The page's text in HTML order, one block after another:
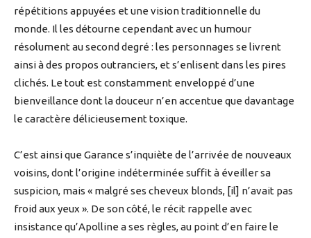
répétitions appuyées et une vision traditionnelle du
monde. Il les détourne cependant avec un humour
résolument au second degré : les personnages se livrent
ainsi à des propos outranciers, et s’enlisent dans les pires
clichés. Le tout est constamment enveloppé d’une
bienveillance dont la douceur n’en accentue que davantage
le caractère délicieusement toxique.
C’est ainsi que Garance s’inquiète de l’arrivée de nouveaux
voisins, dont l’origine indéterminée suffit à éveiller sa
suspicion, mais « malgré ses cheveux blonds, [il] n’avait pas
froid aux yeux ». De son côté, le récit rappelle avec
insistance qu’Apolline a ses règles, au point d’en faire le